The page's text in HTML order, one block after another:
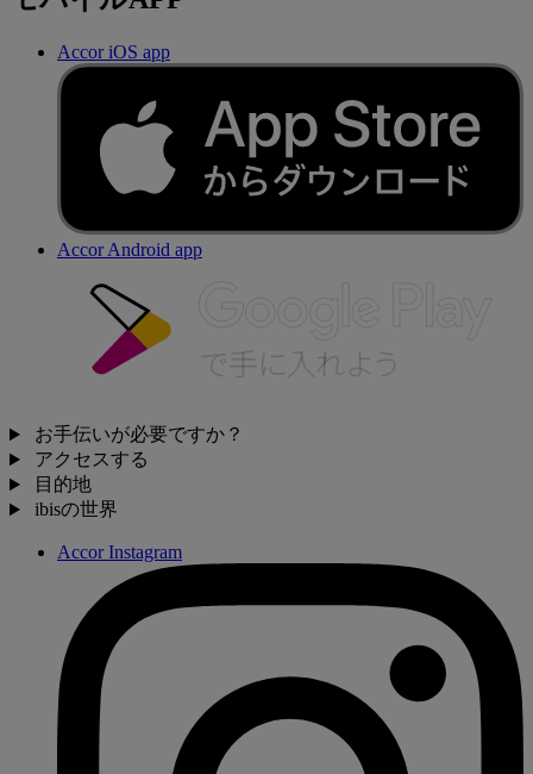
Accor iOS app
Accor Android app
お手伝いが必要ですか？
アクセスする
目的地
ibisの世界
Accor Instagram